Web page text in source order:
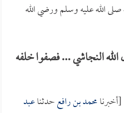
الله عليه وسلم ورضي الله
النجاشي ... فصفوا خلفه
محمد بن رافعحدثناعبد